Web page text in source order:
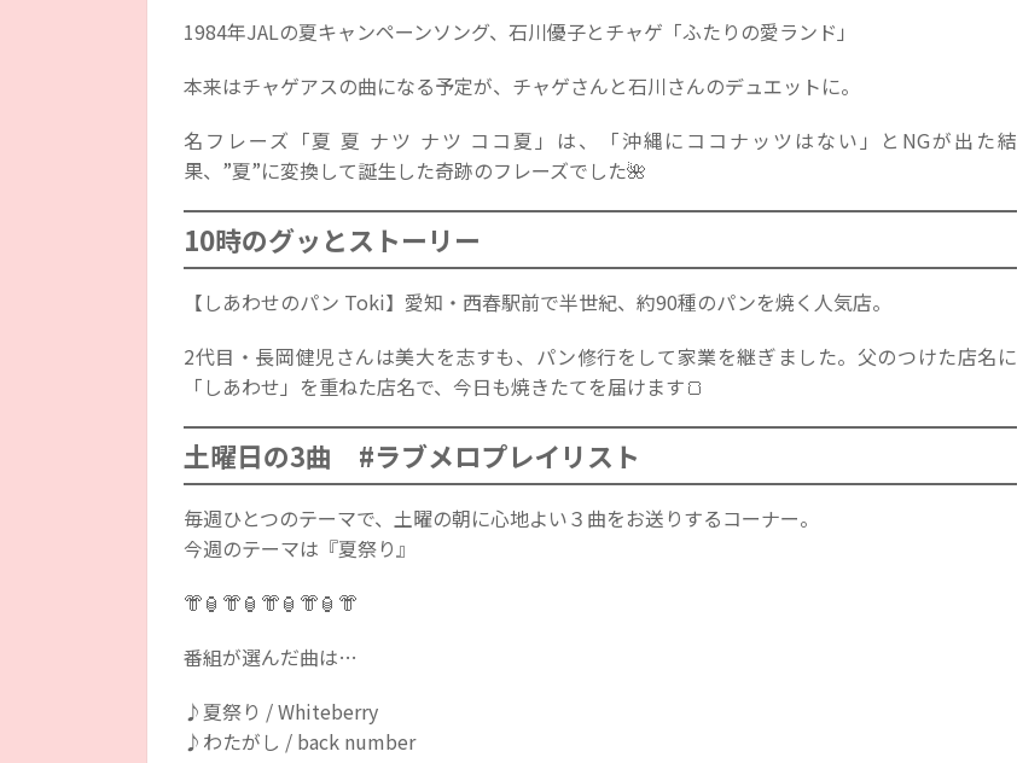
1984年JALの夏キャンペーンソング、石川優子とチャゲ「ふたりの愛ランド」
本来はチャゲアスの曲になる予定が、チャゲさんと石川さんのデュエットに。
名フレーズ「夏 夏 ナツ ナツ ココ夏」は、「沖縄にココナッツはない」とNGが出た結
果、”夏”に変換して誕生した奇跡のフレーズでした🌺
10時のグッとストーリー
【しあわせのパン Toki】愛知・西春駅前で半世紀、約90種のパンを焼く人気店。
2代目・長岡健児さんは美大を志すも、パン修行をして家業を継ぎました。父のつけた店名に
「しあわせ」を重ねた店名で、今日も焼きたてを届けます🍞
土曜日の3曲 #ラブメロプレイリスト
毎週ひとつのテーマで、土曜の朝に心地よい３曲をお送りするコーナー。
今週のテーマは『夏祭り』
👘🏮👘🏮👘🏮👘🏮👘
番組が選んだ曲は…
♪夏祭り / Whiteberry
♪わたがし / back number